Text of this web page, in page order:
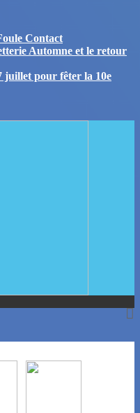
Contact
Automne et le retour
juillet pour fêter la 10e